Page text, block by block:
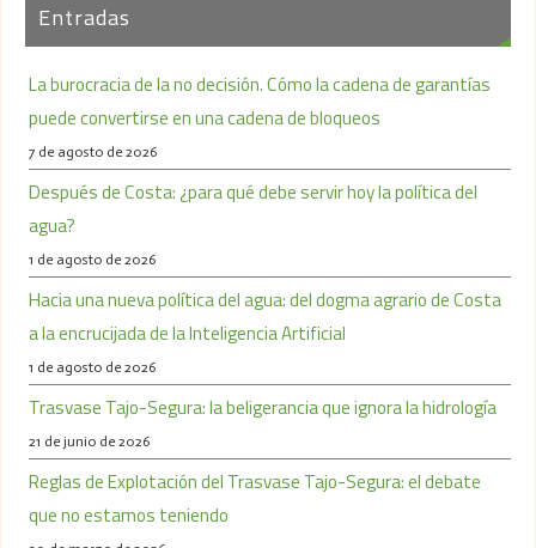
Entradas
La burocracia de la no decisión. Cómo la cadena de garantías
puede convertirse en una cadena de bloqueos
7 de agosto de 2026
Después de Costa: ¿para qué debe servir hoy la política del
agua?
1 de agosto de 2026
Hacia una nueva política del agua: del dogma agrario de Costa
a la encrucijada de la Inteligencia Artificial
1 de agosto de 2026
Trasvase Tajo-Segura: la beligerancia que ignora la hidrología
21 de junio de 2026
Reglas de Explotación del Trasvase Tajo-Segura: el debate
que no estamos teniendo